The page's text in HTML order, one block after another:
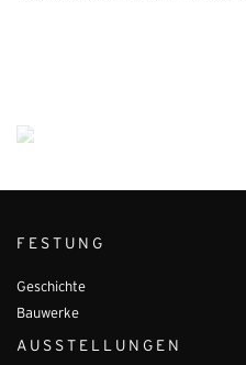
FESTUNG
Geschichte
Bauwerke
AUSSTELLUNGEN